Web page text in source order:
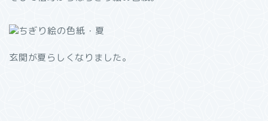
玄関が夏らしくなりました。